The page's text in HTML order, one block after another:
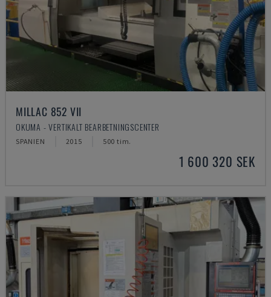
MILLAC 852 VII
OKUMA - VERTIKALT BEARBETNINGSCENTER
SPANIEN 2015 500 tim.
1 600 320 SEK